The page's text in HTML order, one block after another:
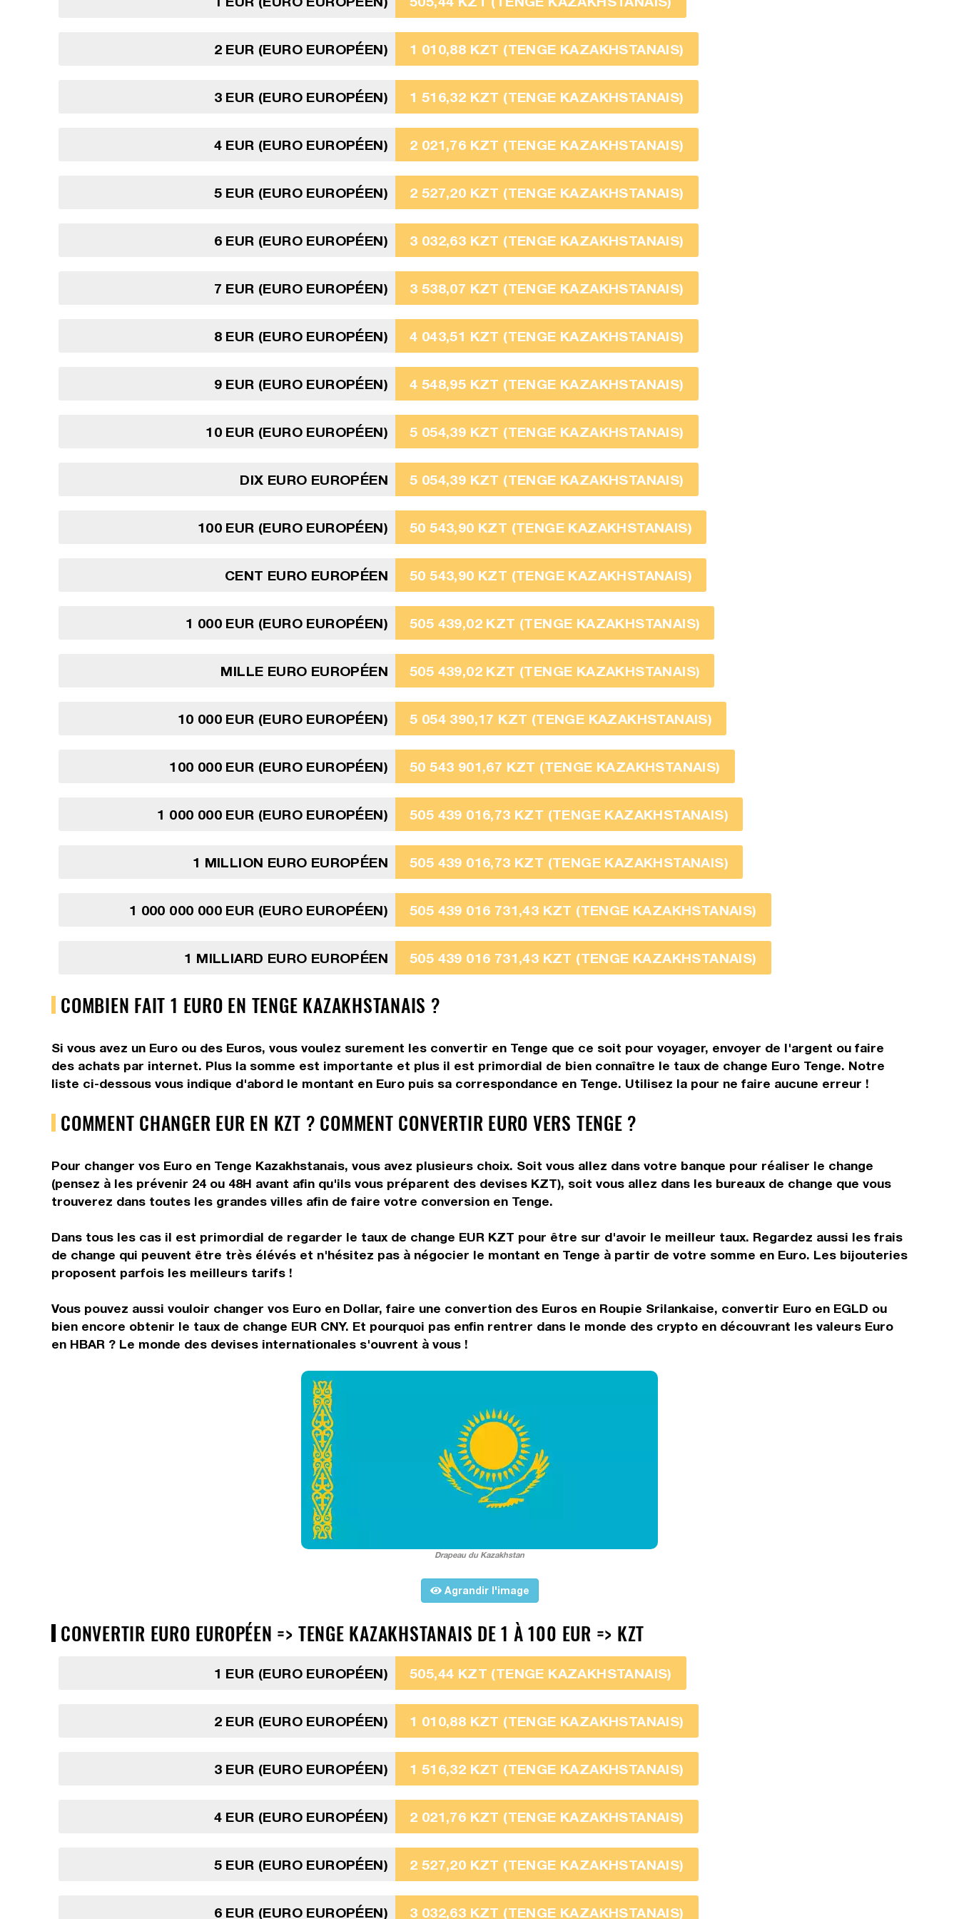
2 EUR (EURO EUROPÉEN) 1 010,88 KZT (TENGE KAZAKHSTANAIS)
3 EUR (EURO EUROPÉEN) 1 516,32 KZT (TENGE KAZAKHSTANAIS)
4 EUR (EURO EUROPÉEN) 2 021,76 KZT (TENGE KAZAKHSTANAIS)
5 EUR (EURO EUROPÉEN) 2 527,20 KZT (TENGE KAZAKHSTANAIS)
6 EUR (EURO EUROPÉEN) 3 032,63 KZT (TENGE KAZAKHSTANAIS)
7 EUR (EURO EUROPÉEN) 3 538,07 KZT (TENGE KAZAKHSTANAIS)
8 EUR (EURO EUROPÉEN) 4 043,51 KZT (TENGE KAZAKHSTANAIS)
9 EUR (EURO EUROPÉEN) 4 548,95 KZT (TENGE KAZAKHSTANAIS)
10 EUR (EURO EUROPÉEN) 5 054,39 KZT (TENGE KAZAKHSTANAIS)
DIX EURO EUROPÉEN 5 054,39 KZT (TENGE KAZAKHSTANAIS)
100 EUR (EURO EUROPÉEN) 50 543,90 KZT (TENGE KAZAKHSTANAIS)
CENT EURO EUROPÉEN 50 543,90 KZT (TENGE KAZAKHSTANAIS)
1 000 EUR (EURO EUROPÉEN) 505 439,02 KZT (TENGE KAZAKHSTANAIS)
MILLE EURO EUROPÉEN 505 439,02 KZT (TENGE KAZAKHSTANAIS)
10 000 EUR (EURO EUROPÉEN) 5 054 390,17 KZT (TENGE KAZAKHSTANAIS)
100 000 EUR (EURO EUROPÉEN) 50 543 901,67 KZT (TENGE KAZAKHSTANAIS)
1 000 000 EUR (EURO EUROPÉEN) 505 439 016,73 KZT (TENGE KAZAKHSTANAIS)
1 MILLION EURO EUROPÉEN 505 439 016,73 KZT (TENGE KAZAKHSTANAIS)
1 000 000 000 EUR (EURO EUROPÉEN) 505 439 016 731,43 KZT (TENGE KAZAKHSTANAIS)
1 MILLIARD EURO EUROPÉEN 505 439 016 731,43 KZT (TENGE KAZAKHSTANAIS)
COMBIEN FAIT 1 EURO EN TENGE KAZAKHSTANAIS ?
Si vous avez un Euro ou des Euros, vous voulez surement les convertir en Tenge que ce soit pour voyager, envoyer de l'argent ou faire
des achats par internet. Plus la somme est importante et plus il est primordial de bien connaître le taux de change Euro Tenge. Notre
liste ci-dessous vous indique d'abord le montant en Euro puis sa correspondance en Tenge. Utilisez la pour ne faire aucune erreur !
COMMENT CHANGER EUR EN KZT ? COMMENT CONVERTIR EURO VERS TENGE ?
Pour changer vos Euro en Tenge Kazakhstanais, vous avez plusieurs choix. Soit vous allez dans votre banque pour réaliser le change
(pensez à les prévenir 24 ou 48H avant afin qu'ils vous préparent des devises KZT), soit vous allez dans les bureaux de change que vous
trouverez dans toutes les grandes villes afin de faire votre conversion en Tenge.
Dans tous les cas il est primordial de regarder le taux de change EUR KZT pour être sur d'avoir le meilleur taux. Regardez aussi les frais
de change qui peuvent être très élévés et n'hésitez pas à négocier le montant en Tenge à partir de votre somme en Euro. Les bijouteries
proposent parfois les meilleurs tarifs !
Vous pouvez aussi vouloir changer vos Euro en Dollar, faire une convertion des Euros en Roupie Srilankaise, convertir Euro en EGLD ou
bien encore obtenir le taux de change EUR CNY. Et pourquoi pas enfin rentrer dans le monde des crypto en découvrant les valeurs Euro
en HBAR ? Le monde des devises internationales s'ouvrent à vous !
Drapeau du Kazakhstan
Agrandir l'image
CONVERTIR EURO EUROPÉEN => TENGE KAZAKHSTANAIS DE 1 À 100 EUR => KZT
1 EUR (EURO EUROPÉEN) 505,44 KZT (TENGE KAZAKHSTANAIS)
2 EUR (EURO EUROPÉEN) 1 010,88 KZT (TENGE KAZAKHSTANAIS)
3 EUR (EURO EUROPÉEN) 1 516,32 KZT (TENGE KAZAKHSTANAIS)
4 EUR (EURO EUROPÉEN) 2 021,76 KZT (TENGE KAZAKHSTANAIS)
5 EUR (EURO EUROPÉEN) 2 527,20 KZT (TENGE KAZAKHSTANAIS)
6 EUR (EURO EUROPÉEN) 3 032,63 KZT (TENGE KAZAKHSTANAIS)